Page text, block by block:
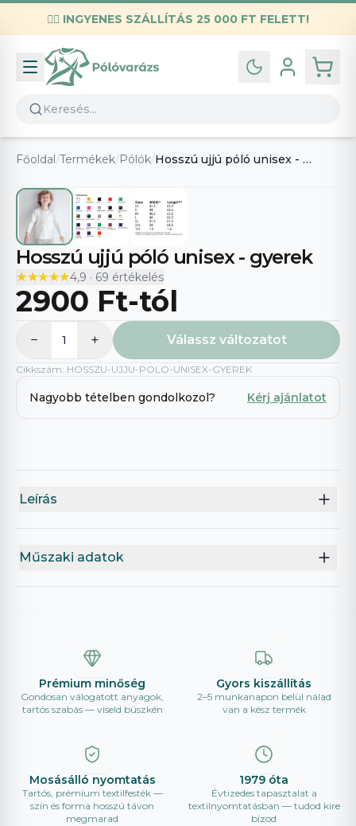
✌🏼 INGYENES SZÁLLÍTÁS 25 000 FT FELETT!
Infó
Kapcsolat
GYIK
Általános szerződési feltételek
Adatvédelmi nyilatkozat
Főoldal /Termékek/Pólók/ Hosszú ujjú póló unisex - gyerek
Hosszú ujjú póló unisex - gyerek
★★★★★
★★★★★4,9 · 69 értékelés
2900 Ft-tól
− 1 + Válassz változatot
Cikkszám: HOSSZU-UJJU-POLO-UNISEX-GYEREK
Nagyobb tételben gondolkozol? Kérj ajánlatot
Leírás
Műszaki adatok
Prémium minőség
Gondosan válogatott anyagok,
tartós szabás — viseld büszkén
Gyors kiszállítás
2–5 munkanapon belül nálad
van a kész termék
Mosásálló nyomtatás
Tartós, prémium textilfesték —
szín és forma hosszú távon
megmarad
1979 óta
Évtizedes tapasztalat a
textilnyomtatásban — tudod kire
bízod